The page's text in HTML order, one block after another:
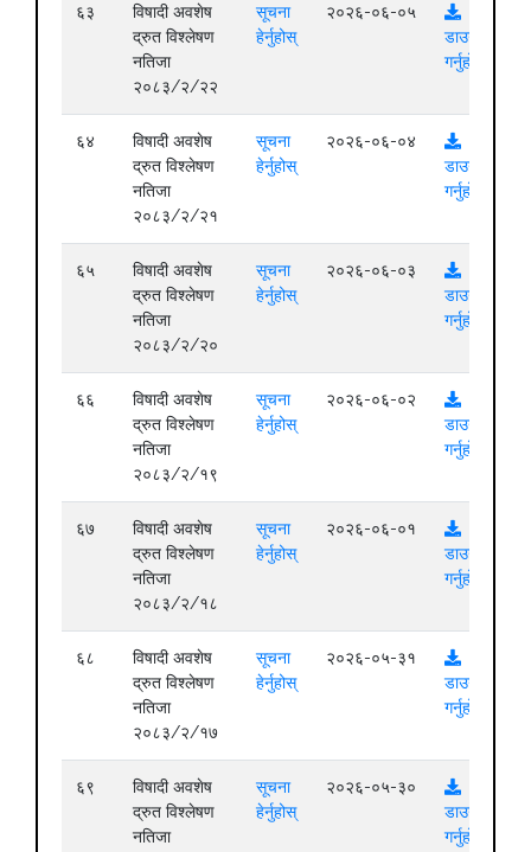
६३
विषादी अवशेष
द्रुत विश्लेषण
नतिजा
२०८३/२/२२
सूचना
हेर्नुहोस्
२०२६-०६-०५
डाउनलोड
गर्नुहोस्
६४
विषादी अवशेष
द्रुत विश्लेषण
नतिजा
२०८३/२/२१
सूचना
हेर्नुहोस्
२०२६-०६-०४
डाउनलोड
गर्नुहोस्
६५
विषादी अवशेष
द्रुत विश्लेषण
नतिजा
२०८३/२/२०
सूचना
हेर्नुहोस्
२०२६-०६-०३
डाउनलोड
गर्नुहोस्
६६
विषादी अवशेष
द्रुत विश्लेषण
नतिजा
२०८३/२/१९
सूचना
हेर्नुहोस्
२०२६-०६-०२
डाउनलोड
गर्नुहोस्
६७
विषादी अवशेष
द्रुत विश्लेषण
नतिजा
२०८३/२/१८
सूचना
हेर्नुहोस्
२०२६-०६-०१
डाउनलोड
गर्नुहोस्
६८
विषादी अवशेष
द्रुत विश्लेषण
नतिजा
२०८३/२/१७
सूचना
हेर्नुहोस्
२०२६-०५-३१
डाउनलोड
गर्नुहोस्
६९
विषादी अवशेष
द्रुत विश्लेषण
नतिजा
सूचना
हेर्नुहोस्
२०२६-०५-३०
डाउनलोड
गर्नुहोस्